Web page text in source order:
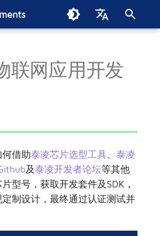
中文
Get started
B80 BLE单连接SDK
tl_ble_sdk多连接SDK
tc_ble_sdk多连接SDK
SIG Mesh SDK
Get started
BLE音频SDK
BT/BLE双模SDK
B91 BT/低延时双模在线通
低延时麦克风SDK
Get started
Zigbee BLE SDK
802.15.4 SDK
构建Thread网路
FindMy网络SDK
Matter开发手册
2.4GHz私有协议SDK
Wi-Fi SDK
测试
TL7218X开发板
TC3215X开发板
TLSR9528A开发板
ML321x系列
ML9118A
模组底板
经典蓝牙(BT)/蓝牙低功耗
智能灯泡
电子货架标签
Soundbar
无线电竞鼠标
苹果FMN
汽车数字车钥匙
EdgeAI NS TL721x
Zigbee Direct示例演示
第二代测试平台
AIOT-DK1 + ML7218
联网应用开发
何借助泰凌芯片选型工具 、泰凌
及泰凌开发者论坛等其他
型号，获取开发套件及SDK，
制设计，最终通过认证测试并